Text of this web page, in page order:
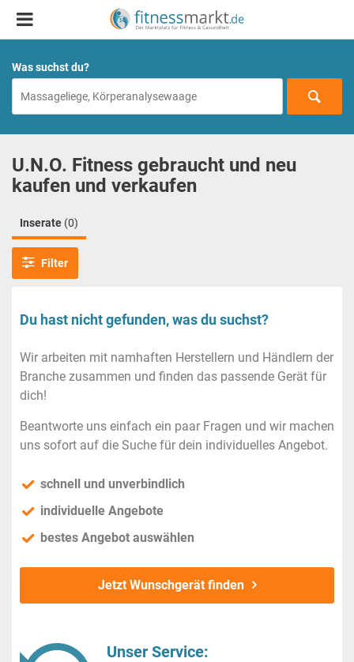
Was suchst du?
U.N.O. Fitness gebraucht und neu
kaufen und verkaufen
Inserate (0)
Filter
Du hast nicht gefunden, was du suchst?
Wir arbeiten mit namhaften Herstellern und Händlern der
Branche zusammen und finden das passende Gerät für
dich!
Beantworte uns einfach ein paar Fragen und wir machen
uns sofort auf die Suche für dein individuelles Angebot.
schnell und unverbindlich
individuelle Angebote
bestes Angebot auswählen
Jetzt Wunschgerät finden
Unser Service: